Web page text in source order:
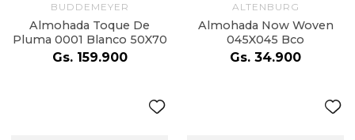
BUDDEMEYER
Almohada Toque De
Pluma 0001 Blanco 50X70
Gs. 159.900
ALTENBURG
Almohada Now Woven
045X045 Bco
Gs. 34.900